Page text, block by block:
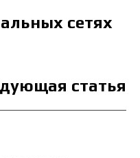
сетях
статья